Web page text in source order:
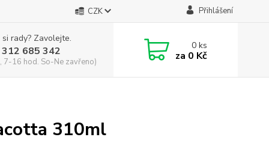
CZK Přihlášení
rady? Zavolejte.
685 342
7-16 hod. So-Ne zavřeno)
0ks
za 0 Kč
310ml